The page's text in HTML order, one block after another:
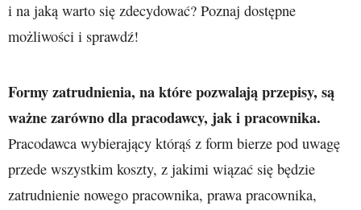
i na jaką warto się zdecydować? Poznaj dostępne
możliwości i sprawdź!
Formy zatrudnienia, na które pozwalają przepisy, są
ważne zarówno dla pracodawcy, jak i pracownika.
Pracodawca wybierający którąś z form bierze pod uwagę
przede wszystkim koszty, z jakimi wiązać się będzie
zatrudnienie nowego pracownika, prawa pracownika,